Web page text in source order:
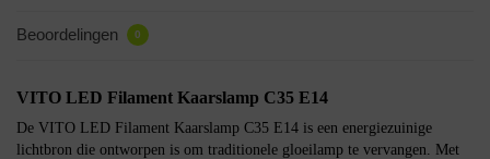
Beoordelingen 0
VITO LED Filament Kaarslamp C35 E14
De VITO LED Filament Kaarslamp C35 E14 is een energiezuinige
lichtbron die ontworpen is om traditionele gloeilamp te vervangen. Met